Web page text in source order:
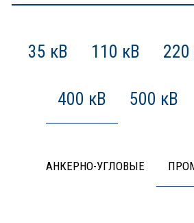
35 кВ 110 кВ 220
400 кВ 500 кВ
АНКЕРНО-УГЛОВЫЕ